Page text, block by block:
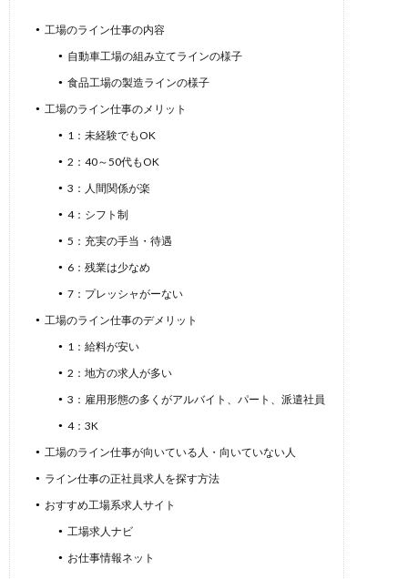
工場のライン仕事の内容
自動車工場の組み立てラインの様子
食品工場の製造ラインの様子
工場のライン仕事のメリット
1：未経験でもOK
2：40～50代もOK
3：人間関係が楽
4：シフト制
5：充実の手当・待遇
6：残業は少なめ
7：プレッシャがーない
工場のライン仕事のデメリット
1：給料が安い
2：地方の求人が多い
3：雇用形態の多くがアルバイト、パート、派遣社員
4：3K
工場のライン仕事が向いている人・向いていない人
ライン仕事の正社員求人を探す方法
おすすめ工場系求人サイト
工場求人ナビ
お仕事情報ネット